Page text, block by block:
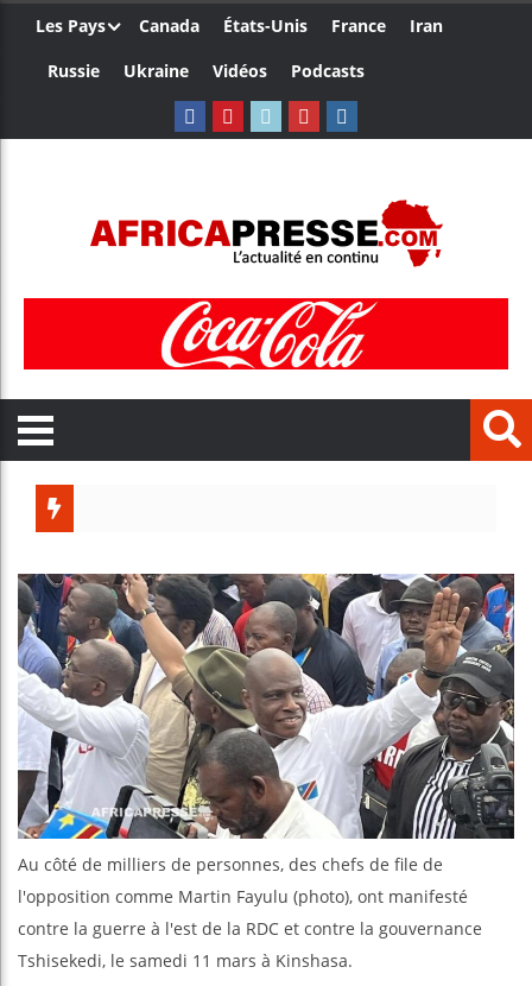
Les Pays Canada États-Unis France
Iran
Russie
Ukraine Vidéos Podcasts
Bénin :
Au côté de milliers de personnes, des chefs de file de
l'opposition comme Martin Fayulu (photo), ont manifesté
contre la guerre à l'est de la RDC et contre la gouvernance
Tshisekedi, le samedi 11 mars à Kinshasa.